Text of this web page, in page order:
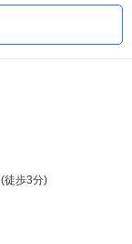
(徒歩3分)